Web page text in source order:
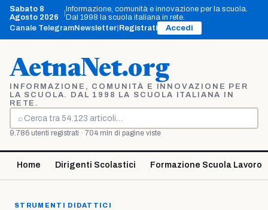
Vai
contenuto
Sabato 8
Agosto 2026
Informazione, comunità e innovazione per la scuola.
Dal 1998 la scuola italiana in rete.
Canale TelegramNewsletter Registrati Accedi
AetnaNet.org
INFORMAZIONE, COMUNITÀ E INNOVAZIONE PER
LA SCUOLA. DAL 1998 LA SCUOLA ITALIANA IN
RETE.
⌕
Cerca
9.786 utenti registrati · 704 mln di pagine viste
Home Dirigenti Scolastici Formazione Scuola Lavoro
STRUMENTI DIDATTICI